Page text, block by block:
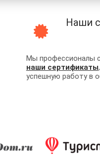
Наши
Мы профессионалы
наши сертификаты
успешную работу в